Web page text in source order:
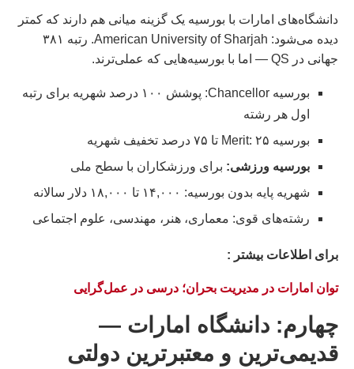
دانشگاه‌های امارات با بورسیه یک گزینه میانی هم دارند که کمتر
دیده می‌شود: American University of Sharjah. رتبه ۳۸۱
جهانی در QS — اما با بورسیه‌هایی که عملی‌ترند.
بورسیه Chancellor: پوشش ۱۰۰ درصد شهریه برای رتبه
اول هر رشته
بورسیه Merit: ۲۵ تا ۷۵ درصد تخفیف شهریه
بورسیه ورزشی: برای ورزشکاران با سطح ملی
شهریه پایه بدون بورسیه: ۱۴,۰۰۰ تا ۱۸,۰۰۰ دلار سالانه
رشته‌های قوی: معماری، هنر، مهندسی، علوم اجتماعی
براى اطلاعات بيشتر :
توان امارات در مدیریت بحران؛ درسی در عمل‌گرایی
چهارم: دانشگاه امارات —
قدیمی‌ترین و معتبرترین دولتی